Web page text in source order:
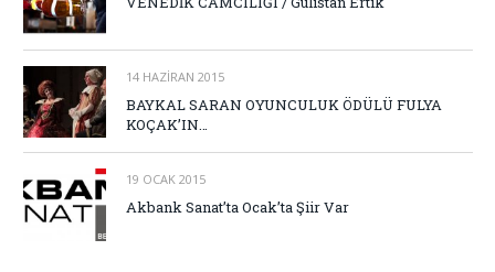
14 HAZIRAN 2015
BAYKAL SARAN OYUNCULUK ÖDÜLÜ FULYA
KOÇAK’IN…
19 OCAK 2015
Akbank Sanat’ta Ocak’ta Şiir Var